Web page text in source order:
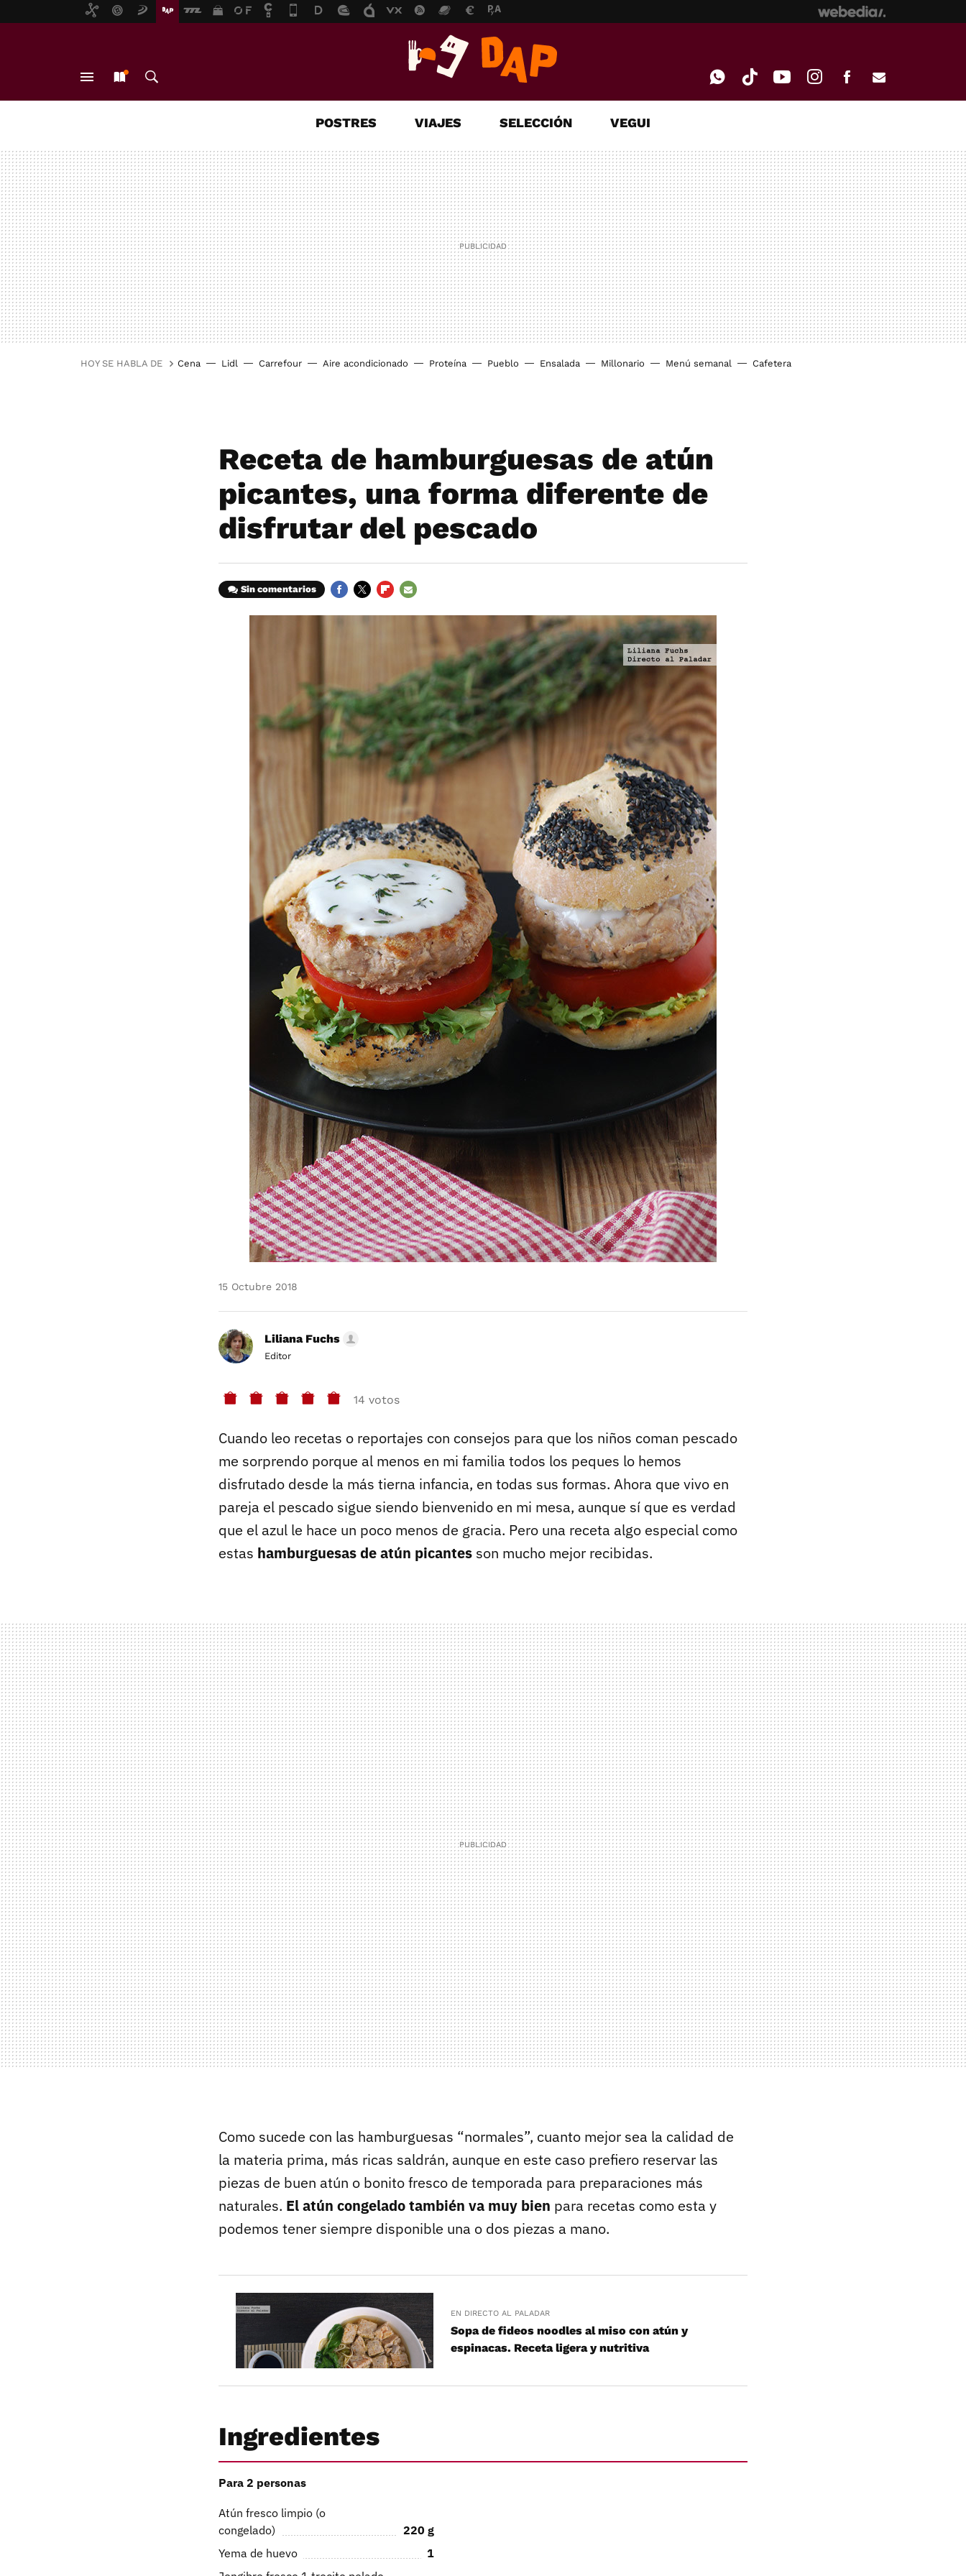
MAIL
POSTRES VIAJES SELECCIÓN VEGUI
HOY SE HABLA DE Cena Lidl Carrefour Aire acondicionado Proteína Pueblo Ensalada Millonario Menú semanal Cafetera
Receta de hamburguesas de atún
picantes, una forma diferente de
disfrutar del pescado
Sin comentarios
15 Octubre 2018
Liliana Fuchs
Editor
14 votos
Cuando leo recetas o reportajes con consejos para que los niños coman pescado
me sorprendo porque al menos en mi familia todos los peques lo hemos
disfrutado desde la más tierna infancia, en todas sus formas. Ahora que vivo en
pareja el pescado sigue siendo bienvenido en mi mesa, aunque sí que es verdad
que el azul le hace un poco menos de gracia. Pero una receta algo especial como
estas hamburguesas de atún picantes son mucho mejor recibidas.
Como sucede con las hamburguesas “normales”, cuanto mejor sea la calidad de
la materia prima, más ricas saldrán, aunque en este caso prefiero reservar las
piezas de buen atún o bonito fresco de temporada para preparaciones más
naturales. El atún congelado también va muy bien para recetas como esta y
podemos tener siempre disponible una o dos piezas a mano.
EN DIRECTO AL PALADAR
Sopa de fideos noodles al miso con atún y
espinacas. Receta ligera y nutritiva
Ingredientes
Para 2 personas
Atún fresco limpio (o
congelado)
220 g
Yema de huevo
1